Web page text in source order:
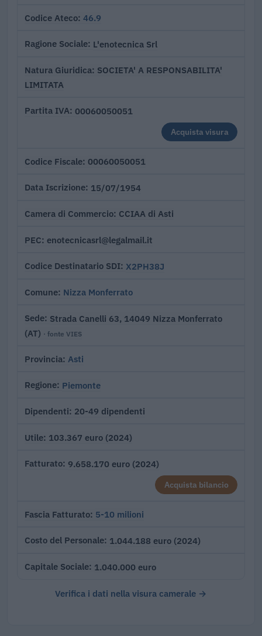
Codice Ateco 46.9
Ragione Sociale L'enotecnica Srl
Natura Giuridica SOCIETA' A RESPONSABILITA'
LIMITATA
Partita IVA 00060050051
Acquista visura
Codice Fiscale 00060050051
Data Iscrizione 15/07/1954
Camera di Commercio CCIAA di Asti
PEC enotecnicasrl@legalmail.it
Codice Destinatario SDI X2PH38J
Comune Nizza Monferrato
Sede Strada Canelli 63, 14049 Nizza Monferrato
(AT) · fonte VIES
Provincia Asti
Regione Piemonte
Dipendenti 20-49 dipendenti
Utile 103.367 euro (2024)
Fatturato 9.658.170 euro (2024)
Acquista bilancio
Fascia Fatturato 5-10 milioni
Costo del Personale 1.044.188 euro (2024)
Capitale Sociale 1.040.000 euro
Verifica i dati nella visura camerale →